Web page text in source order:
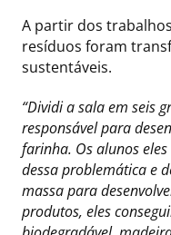
A partir dos
resíduos foram
sustentáveis.
“Dividi a sala em seis
responsável para
farinha. Os alunos
dessa problemática e
massa para
produtos, eles